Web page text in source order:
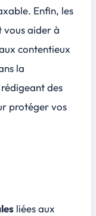
Enfin, les
vous aider à
contentieux
la
des
protéger vos
liées aux